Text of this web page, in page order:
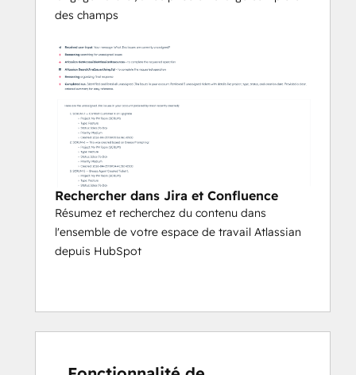
des champs
Rechercher dans Jira et Confluence
Résumez et recherchez du contenu dans
l'ensemble de votre espace de travail Atlassian
depuis HubSpot